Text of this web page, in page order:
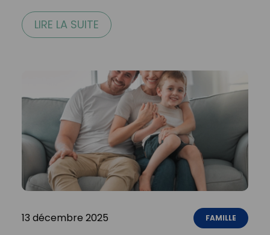
LIRE LA SUITE
13 décembre 2025 FAMILLE